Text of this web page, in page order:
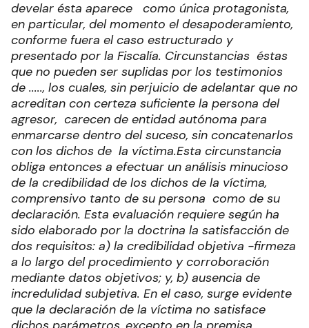
develar ésta aparece como única protagonista,
en particular, del momento el desapoderamiento,
conforme fuera el caso estructurado y
presentado por la Fiscalía. Circunstancias éstas
que no pueden ser suplidas por los testimonios
de ....., los cuales, sin perjuicio de adelantar que no
acreditan con certeza suficiente la persona del
agresor, carecen de entidad autónoma para
enmarcarse dentro del suceso, sin concatenarlos
con los dichos de la víctima.Esta circunstancia
obliga entonces a efectuar un análisis minucioso
de la credibilidad de los dichos de la víctima,
comprensivo tanto de su persona como de su
declaración. Esta evaluación requiere según ha
sido elaborado por la doctrina la satisfacción de
dos requisitos: a) la credibilidad objetiva -firmeza
a lo largo del procedimiento y corroboración
mediante datos objetivos; y, b) ausencia de
incredulidad subjetiva. En el caso, surge evidente
que la declaración de la víctima no satisface